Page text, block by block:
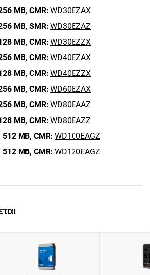
MB, CMR: WD30EZAX
MB, SMR: WD30EZAZ
MB, CMR: WD30EZZX
MB, CMR: WD40EZAX
MB, CMR: WD40EZZX
MB, CMR: WD60EZAX
MB, CMR: WD80EAAZ
MB, CMR: WD80EAZZ
512 MB, CMR: WD100EAGZ
512 MB, CMR: WD120EAGZ